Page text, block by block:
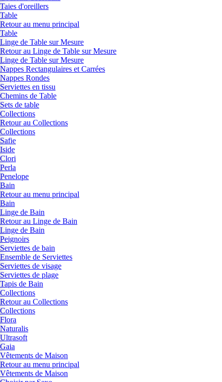
Taies d'oreillers
Table
Retour au menu principal
Table
Linge de Table sur Mesure
Retour au Linge de Table sur Mesure
Linge de Table sur Mesure
Nappes Rectangulaires et Carrées
Nappes Rondes
Serviettes en tissu
Chemins de Table
Sets de table
Collections
Retour au Collections
Collections
Safie
Iside
Clori
Perla
Penelope
Bain
Retour au menu principal
Bain
Linge de Bain
Retour au Linge de Bain
Linge de Bain
Peignoirs
Serviettes de bain
Ensemble de Serviettes
Serviettes de visage
Serviettes de plage
Tapis de Bain
Collections
Retour au Collections
Collections
Flora
Naturalis
Ultrasoft
Gaia
Vêtements de Maison
Retour au menu principal
Vêtements de Maison